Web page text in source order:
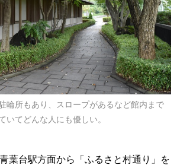
輪所もあり、スロープがあるなど館内まで
いてどんな人にも優しい。
葉台駅方面から「ふるさと村通り」を